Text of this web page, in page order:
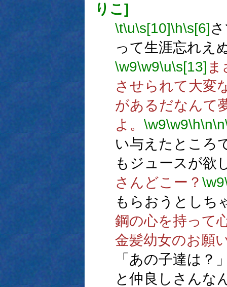
りこ]
\t\u\s[10]\h\s[6]
って生涯忘れえ
\w9\w9\u\s[13] ま
させられて大変
があるだなんて
よ。 \w9\w9\h\n\n
い与えたところ
もジュースが欲
さんどこー？ \w9
もらおうとしち
鋼の心を持って
金髪幼女のお願
「あの子達は？
と仲良しさんな